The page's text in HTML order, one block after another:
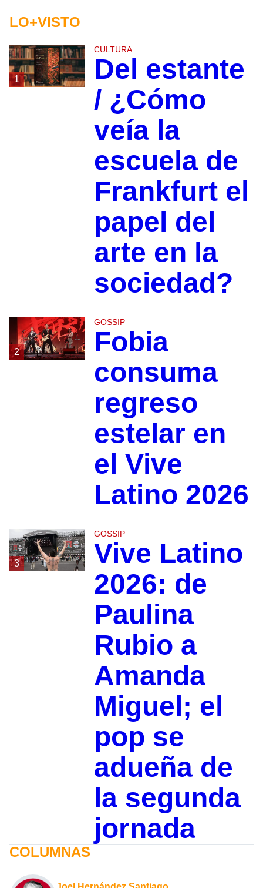
LO+VISTO
1
CULTURA
Del estante
/ ¿Cómo
veía la
escuela de
Frankfurt el
papel del
arte en la
sociedad?
2
GOSSIP
Fobia
consuma
regreso
estelar en
el Vive
Latino 2026
3
GOSSIP
Vive Latino
2026: de
Paulina
Rubio a
Amanda
Miguel; el
pop se
adueña de
la segunda
jornada
COLUMNAS